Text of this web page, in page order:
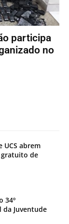
participa
no
UCS abrem
gratuito de
34º
da Juventude